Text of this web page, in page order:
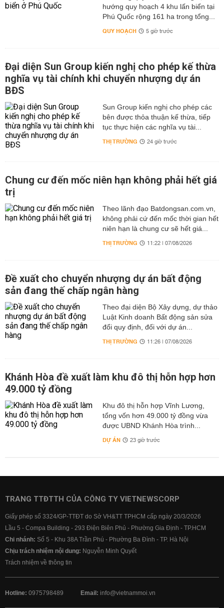
hướng quy hoạch 4 khu lấn biển tại
Phú Quốc rộng 161 ha trong tổng...
QUY HOẠCH 5 giờ trước
Đại diện Sun Group kiến nghị cho phép kế thừa
nghĩa vụ tài chính khi chuyển nhượng dự án
BĐS
Sun Group kiến nghị cho phép các
bên được thỏa thuận kế thừa, tiếp
tục thực hiện các nghĩa vụ tài...
THỊ TRƯỜNG 24 giờ trước
Chung cư đến mốc niên hạn không phải hết giá
trị
Theo lãnh đạo Batdongsan.com.vn,
không phải cứ đến mốc thời gian hết
niên hạn là chung cư sẽ hết giá...
THỊ TRƯỜNG 11:22 | 07/08/2026
Đề xuất cho chuyển nhượng dự án bất động
sản đang thế chấp ngân hàng
Theo đại diện Bộ Xây dựng, dự thảo
Luật Kinh doanh Bất động sản sửa
đổi quy định, đối với dự án...
THỊ TRƯỜNG 11:26 | 07/08/2026
Khánh Hòa đề xuất làm khu đô thị hỗn hợp hơn
49.000 tỷ đồng
Khu đô thị hỗn hợp Vĩnh Lương,
tổng vốn hơn 49.000 tỷ đồng vừa
được UBND Khánh Hòa trình...
DỰ ÁN 23 giờ trước
TRANG TTĐTTH CỦA CÔNG TY VIETNEWSCORP
Giấy phép số 3324/GP-TTĐT do Sở VH&TT TPHCM cấp ngày 20/3/2026
Lầu 5 - Compa Building - 293 Điện Biên Phủ - Phường Gia Định - TP.HCM
Chi nhánh: Số 5 - Khu 38A Trần Phú - Phường Ba Đình - TP. Hà Nội
Chịu trách nhiệm nội dung: Nguyễn Minh Quyết
Trách nhiệm về thông tin
Hotline: 0975798489 Email: info@vietnammoi.vn